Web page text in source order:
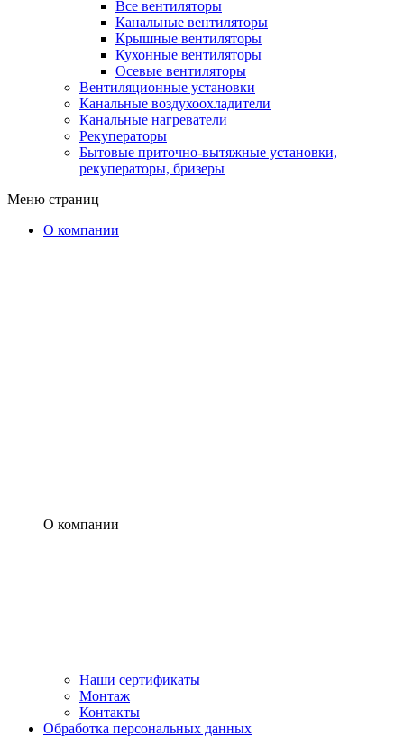
Все вентиляторы
Канальные вентиляторы
Крышные вентиляторы
Кухонные вентиляторы
Осевые вентиляторы
Вентиляционные установки
Канальные воздухоохладители
Канальные нагреватели
Рекуператоры
Бытовые приточно-вытяжные установки,
рекуператоры, бризеры
Меню страниц
О компании
О компании
Наши сертификаты
Монтаж
Контакты
Обработка персональных данных